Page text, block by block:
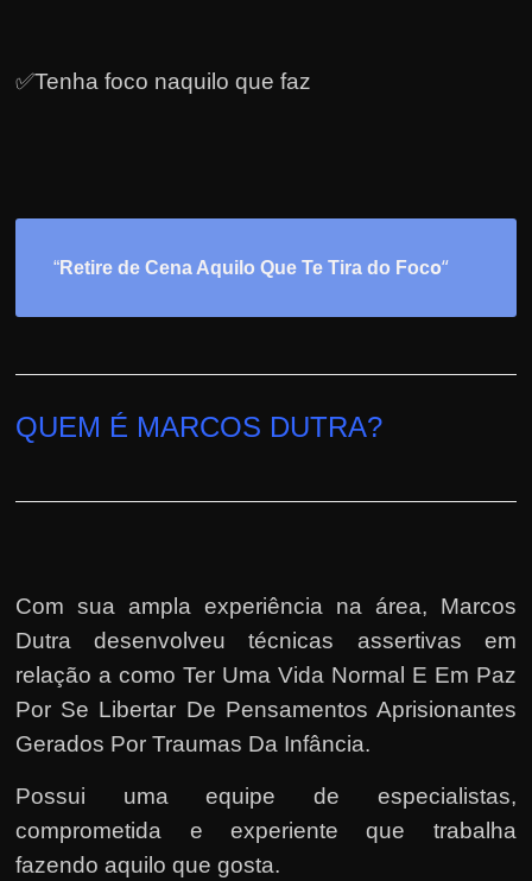
✅Tenha foco naquilo que faz
“Retire de Cena Aquilo Que Te Tira do Foco“
QUEM É MARCOS DUTRA?
Com sua ampla experiência na área, Marcos
Dutra desenvolveu técnicas assertivas em
relação a como Ter Uma Vida Normal E Em Paz
Por Se Libertar De Pensamentos Aprisionantes
Gerados Por Traumas Da Infância.
Possui uma equipe de especialistas,
comprometida e experiente que trabalha
fazendo aquilo que gosta.